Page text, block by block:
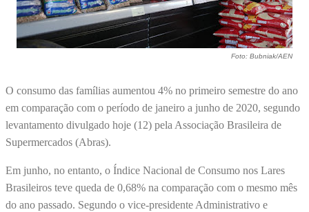
Foto: Bubniak/AEN
O consumo das famílias aumentou 4% no primeiro semestre do ano
em comparação com o período de janeiro a junho de 2020, segundo
levantamento divulgado hoje (12) pela Associação Brasileira de
Supermercados (Abras).
Em junho, no entanto, o Índice Nacional de Consumo nos Lares
Brasileiros teve queda de 0,68% na comparação com o mesmo mês
do ano passado. Segundo o vice-presidente Administrativo e